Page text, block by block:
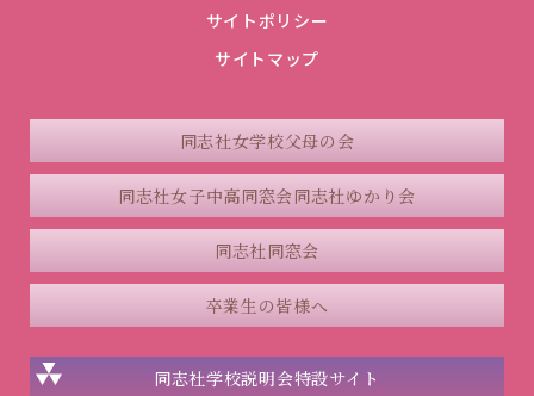
サイトポリシー
サイトマップ
同志社女学校父母の会
同志社女子中高同窓会同志社ゆかり会
同志社同窓会
卒業生の皆様へ
同志社学校説明会特設サイト